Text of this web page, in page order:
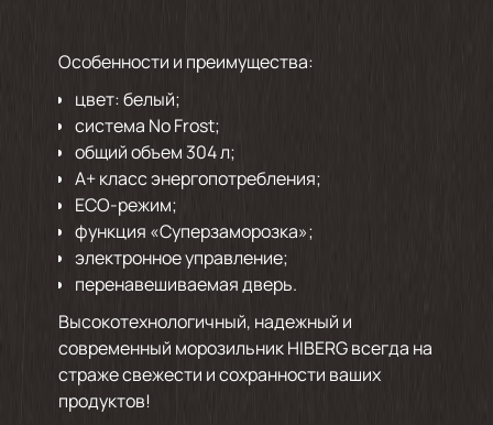
Особенности и преимущества:
цвет: белый;
система No Frost;
общий объем 304 л;
А+ класс энергопотребления;
ECO-режим;
функция «Суперзаморозка»;
электронное управление;
перенавешиваемая дверь.
Высокотехнологичный, надежный и
современный морозильник HIBERG всегда на
страже свежести и сохранности ваших
продуктов!